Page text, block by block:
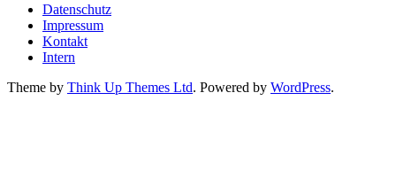
Datenschutz
Impressum
Kontakt
Intern
Theme by Think Up Themes Ltd. Powered by WordPress.